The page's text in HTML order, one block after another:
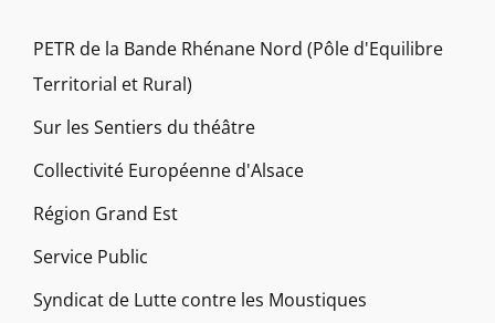
PETR de la Bande Rhénane Nord (Pôle d'Equilibre
Territorial et Rural)
Sur les Sentiers du théâtre
Collectivité Européenne d'Alsace
Région Grand Est
Service Public
Syndicat de Lutte contre les Moustiques